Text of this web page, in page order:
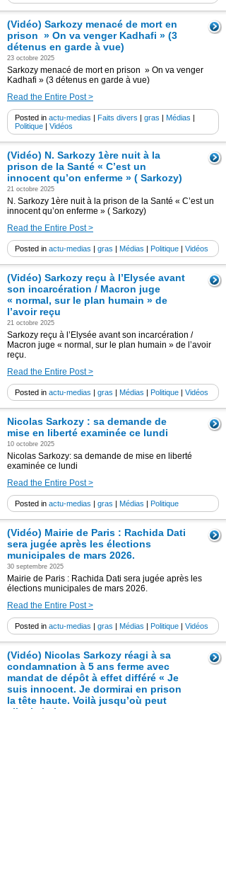
(Vidéo) Sarkozy menacé de mort en
prison » On va venger Kadhafi » (3
détenus en garde à vue)
23 octobre 2025
Sarkozy menacé de mort en prison » On va venger
Kadhafi » (3 détenus en garde à vue)
Read the Entire Post >
Posted in actu-medias | Faits divers | gras | Médias |
Politique | Vidéos
(Vidéo) N. Sarkozy 1ère nuit à la
prison de la Santé « C’est un
innocent qu’on enferme » ( Sarkozy)
21 octobre 2025
N. Sarkozy 1ère nuit à la prison de la Santé « C’est un
innocent qu’on enferme » ( Sarkozy)
Read the Entire Post >
Posted in actu-medias | gras | Médias | Politique | Vidéos
(Vidéo) Sarkozy reçu à l’Elysée avant
son incarcération / Macron juge
« normal, sur le plan humain » de
l’avoir reçu
21 octobre 2025
Sarkozy reçu à l’Elysée avant son incarcération /
Macron juge « normal, sur le plan humain » de l’avoir
reçu.
Read the Entire Post >
Posted in actu-medias | gras | Médias | Politique | Vidéos
Nicolas Sarkozy : sa demande de
mise en liberté examinée ce lundi
10 octobre 2025
Nicolas Sarkozy: sa demande de mise en liberté
examinée ce lundi
Read the Entire Post >
Posted in actu-medias | gras | Médias | Politique
(Vidéo) Mairie de Paris : Rachida Dati
sera jugée après les élections
municipales de mars 2026.
30 septembre 2025
Mairie de Paris : Rachida Dati sera jugée après les
élections municipales de mars 2026.
Read the Entire Post >
Posted in actu-medias | gras | Médias | Politique | Vidéos
(Vidéo) Nicolas Sarkozy réagi à sa
condamnation à 5 ans ferme avec
mandat de dépôt à effet différé « Je
suis innocent. Je dormirai en prison
la tête haute. Voilà jusqu’où peut
aller la haine »